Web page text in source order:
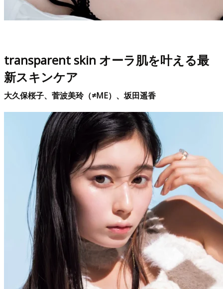
transparent skin オーラ肌を叶える最
新スキンケア
大久保桜子、菅波美玲（≠ME）、坂田遥香